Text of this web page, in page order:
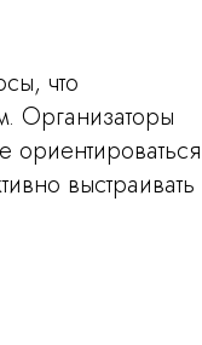
что
Организаторы
ориентироваться
выстраивать